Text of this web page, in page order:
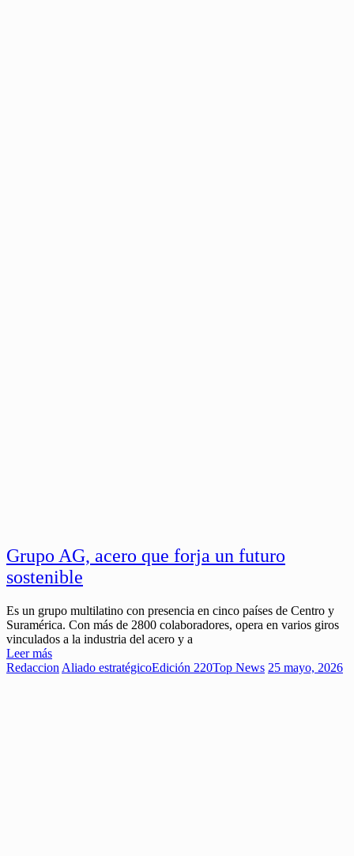
Grupo AG, acero que forja un futuro
sostenible
Es un grupo multilatino con presencia en cinco países de Centro y
Suramérica. Con más de 2800 colaboradores, opera en varios giros
vinculados a la industria del acero y a
Leer más
Redaccion Aliado estratégicoEdición 220Top News 25 mayo, 2026